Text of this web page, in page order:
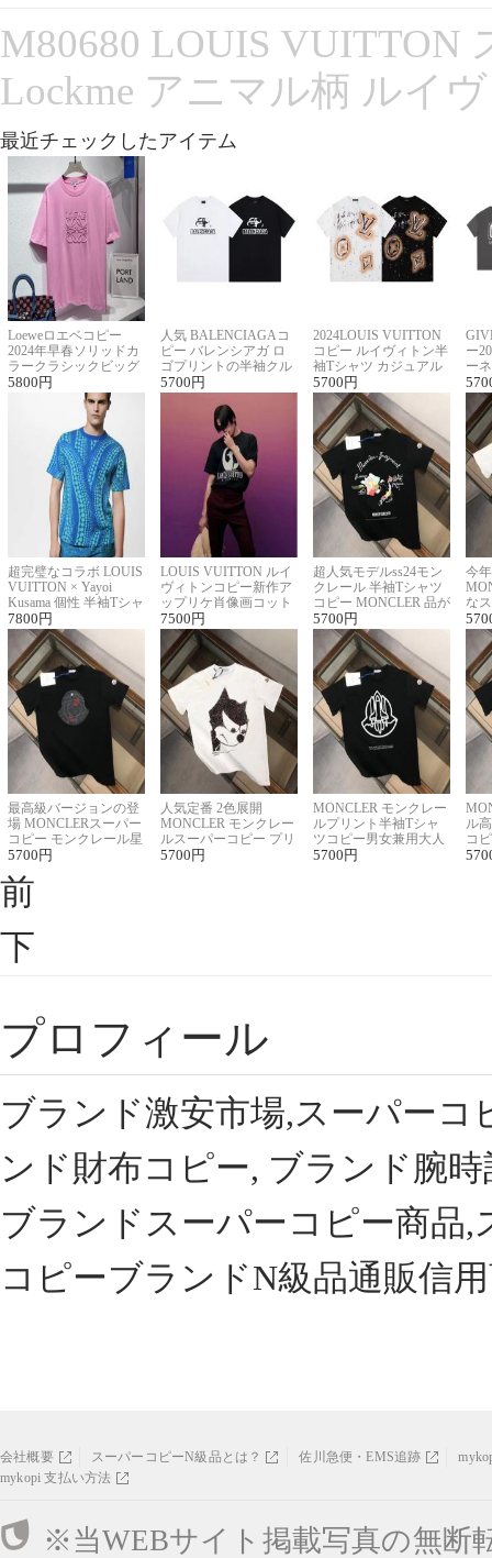
M80680 LOUIS VUITTON
Lockme アニマル柄 ルイ
最近チェックしたアイテム
Loeweロエベコピー
2024年早春ソリッドカ
ラークラシックビッグ
ロゴ刺繍Tシャツ
5800 円
人気 BALENCIAGAコ
ピー バレンシアガ ロ
ゴプリントの半袖クル
ーネックTシャツ
5700 円
2024LOUIS VUITTON
コピー ルイヴィトン半
袖Tシャツ カジュアル
に馴染む 2色展開
5700 円
ー
ー
ー
超完璧なコラボ LOUIS
VUITTON × Yayoi
Kusama 個性 半袖Tシャ
ツコピー男女兼用
7800 円
LOUIS VUITTON ルイ
ヴィトンコピー新作ア
ップリケ肖像画コット
ンニット半袖Tシャツ
7500 円
超人気モデルss24モン
クレール 半袖Tシャツ
コピー MONCLER 品が
良く見た目
5700 円
今
な
ル
最高級バージョンの登
場 MONCLERスーパー
コピー モンクレール星
座半袖Tシャツ
5700 円
人気定番 2色展開
MONCLER モンクレー
ルスーパーコピー プリ
ント半袖Tシャツ
5700 円
MONCLER モンクレー
ルプリント半袖Tシャ
ツコピー男女兼用大人
可愛い春夏コーデ
5700 円
ル
コ
ィ
前
下
プロフィール
ブランド激安市場,スーパー
ンド財布コピー, ブランド腕
ブランドスーパーコピー商品
コピーブランドN級品通販信
会社概要 スーパーコピーN級品とは？ 佐川急便・EMS追跡
mykopi 支払い方法
※当WEBサイト掲載写真の無断